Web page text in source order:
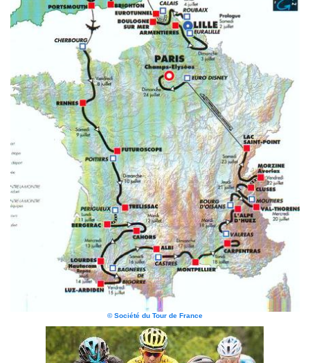
© Société du Tour de France